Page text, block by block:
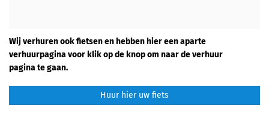
Wij verhuren ook fietsen en hebben hier een aparte
verhuurpagina voor klik op de knop om naar de verhuur
pagina te gaan.
Huur hier uw fiets